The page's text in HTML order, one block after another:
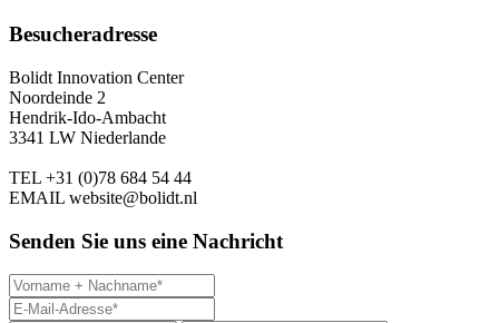
Besucheradresse
Bolidt Innovation Center
Noordeinde 2
Hendrik-Ido-Ambacht
3341 LW Niederlande
TEL +31 (0)78 684 54 44
EMAIL website@bolidt.nl
Senden Sie uns eine Nachricht